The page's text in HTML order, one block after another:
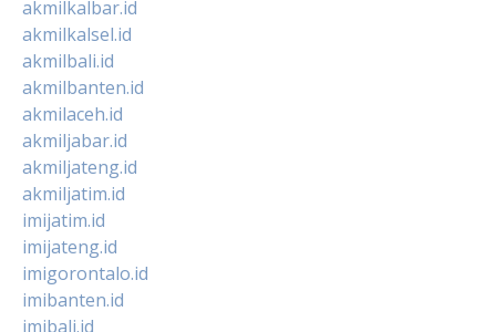
akmilkalbar.id
akmilkalsel.id
akmilbali.id
akmilbanten.id
akmilaceh.id
akmiljabar.id
akmiljateng.id
akmiljatim.id
imijatim.id
imijateng.id
imigorontalo.id
imibanten.id
imibali.id